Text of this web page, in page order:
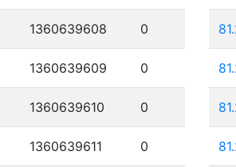
1360639608 0
1360639609 0
1360639610 0
1360639611 0